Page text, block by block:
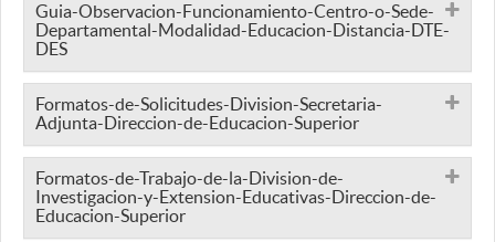
Guia-Observacion-Funcionamiento-Centro-o-Sede-
Departamental-Modalidad-Educacion-Distancia-DTE-
DES
Formatos-de-Solicitudes-Division-Secretaria-
Adjunta-Direccion-de-Educacion-Superior
Formatos-de-Trabajo-de-la-Division-de-
Investigacion-y-Extension-Educativas-Direccion-de-
Educacion-Superior